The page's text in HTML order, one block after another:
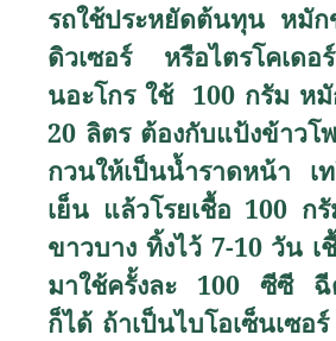
รถใช้ประหยัดต้นทุน หมั
ดิวเซอร์ หรือไตรโคเดอ
นอะโกร ใช้ 100 กรัม ห
20 ลิตร ต้องกับแป้งข้าวโ
กวนให้เป็นน้ำราดหน้า เ
เย็น แล้วโรยเชื้อ 100 ก
ขาวบาง ทิ้งไว้ 7-10 วัน เ
มาใช้ครั้งละ 100 ซีซี ฉี
ก็ได้ ถ้าเป็นไบโอเซ็นเซอ